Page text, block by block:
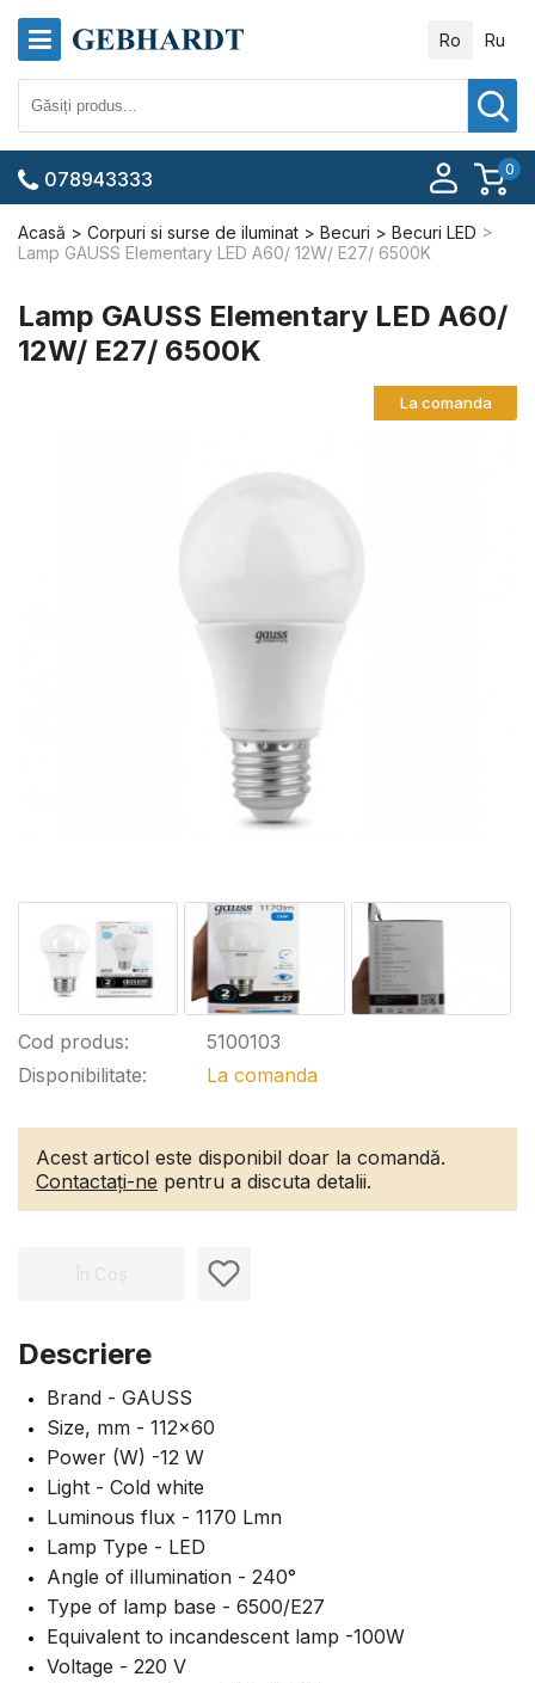
Ro Ru
0
078943333
Acasă Corpuri si surse de iluminat Becuri
Becuri LED
Lamp GAUSS Elementary LED A60/ 12W/ E27/ 6500K
Lamp GAUSS Elementary LED A60/
12W/ E27/ 6500K
La comanda
Cod produs:
Disponibilitate:
5100103
La comanda
Acest articol este disponibil doar la comandă.
Contactați-ne pentru a discuta detalii.
În Coș
Descriere
Brand - GAUSS
Size, mm - 112x60
Power (W) -12 W
Light - Cold white
Luminous flux - 1170 Lmn
Lamp Type - LED
Angle of illumination - 240°
Type of lamp base - 6500/E27
Equivalent to incandescent lamp -100W
Voltage - 220 V